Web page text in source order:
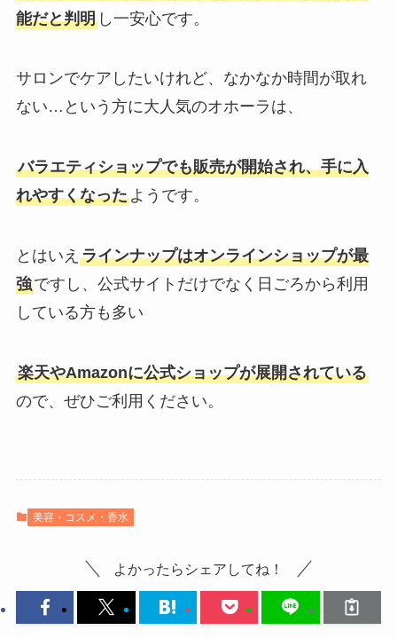
能だと判明し一安心です。
サロンでケアしたいけれど、なかなか時間が取れ
ない…という方に大人気のオホーラは、
バラエティショップでも販売が開始され、手に入
れやすくなったようです。
とはいえ ラインナップはオンラインショップが最
強ですし、公式サイトだけでなく日ごろから利用
している方も多い
楽天やAmazonに公式ショップが展開されている
ので、ぜひご利用ください。
美容・コスメ・香水
よかったらシェアしてね！